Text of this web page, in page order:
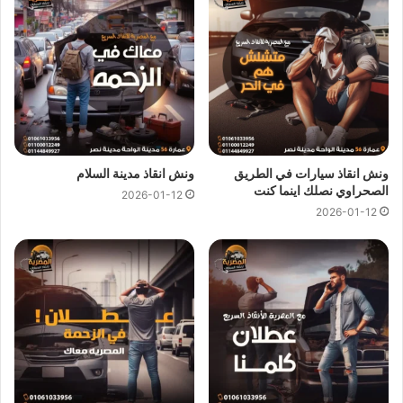
ارخص ونش انقاذ ، اسرع ونش انقاذ ، افضل ونش انقاذ ، اقرب ونش انقاذ ،
انقاذ السيارات ، انقاذ سيارات ، اوناش انقاذ السيارات ، تليفون ونش انقاذ ،
رقم ونش ، رقم ونش أنقاذ ، رقم ونش انقاذ ، ريكفري ، سحب سيارات ، سطحة
، سطحة سيارات ، نجدة طريق ، نقل سيارات ، ونش ، ونش امان ، ونش انقاذ
سريع ، ونش انقاذ قريب ، ونش سيارات ، ونش سيارة ، ونش طريق ، ونش
ونش انقاذ سيارات في الطريق
الصحراوي نصلك اينما كنت
2026-01-12
ونش انقاذ مدينة السلام
2026-01-12